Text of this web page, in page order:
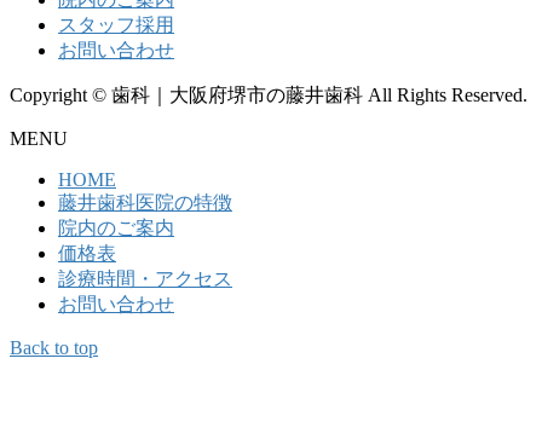
スタッフ採用
お問い合わせ
Copyright © 歯科｜大阪府堺市の藤井歯科 All Rights Reserved.
MENU
HOME
藤井歯科医院の特徴
院内のご案内
価格表
診療時間・アクセス
お問い合わせ
Back to top